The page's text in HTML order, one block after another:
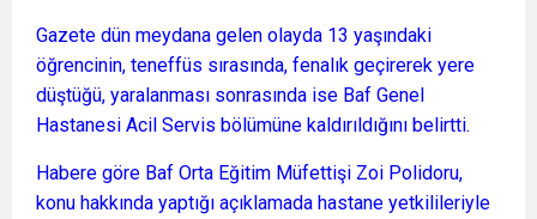
Gazete dün meydana gelen olayda 13 yaşındaki
öğrencinin, teneffüs sırasında, fenalık geçirerek yere
düştüğü, yaralanması sonrasında ise Baf Genel
Hastanesi Acil Servis bölümüne kaldırıldığını belirtti.
Habere göre Baf Orta Eğitim Müfettişi Zoi Polidoru,
konu hakkında yaptığı açıklamada hastane yetkilileriyle